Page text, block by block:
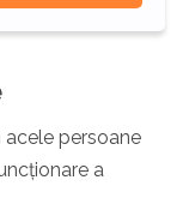
acele persoane
a